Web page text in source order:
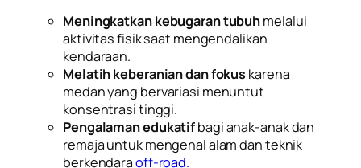
Meningkatkan kebugaran tubuhmelalui
aktivitas fisik saat mengendalikan
kendaraan.
Melatih keberanian dan fokus karena
medan yang bervariasi menuntut
konsentrasi tinggi.
Pengalaman edukatifbagi anak-anak dan
remaja untuk mengenal alam dan teknik
berkendaraoff-road.